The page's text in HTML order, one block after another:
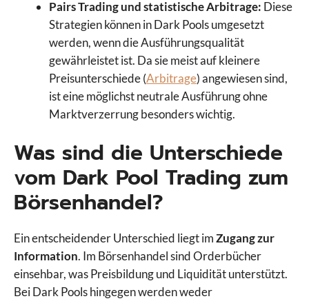
Pairs Trading und statistische Arbitrage: Diese
Strategien können in Dark Pools umgesetzt
werden, wenn die Ausführungsqualität
gewährleistet ist. Da sie meist auf kleinere
Preisunterschiede (Arbitrage) angewiesen sind,
ist eine möglichst neutrale Ausführung ohne
Marktverzerrung besonders wichtig.
Was sind die Unterschiede
vom Dark Pool Trading zum
Börsenhandel?
Ein entscheidender Unterschied liegt imZugang zur
Information. Im Börsenhandel sind Orderbücher
einsehbar, was Preisbildung und Liquidität unterstützt.
Bei Dark Pools hingegen werden weder